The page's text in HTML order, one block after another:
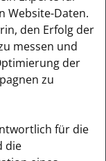
Website-Daten.
den Erfolg der
messen und
der
zu
für die
die